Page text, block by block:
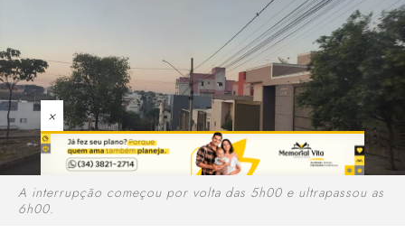
×
A interrupção começou por volta das 5h00 e ultrapassou as
6h00.